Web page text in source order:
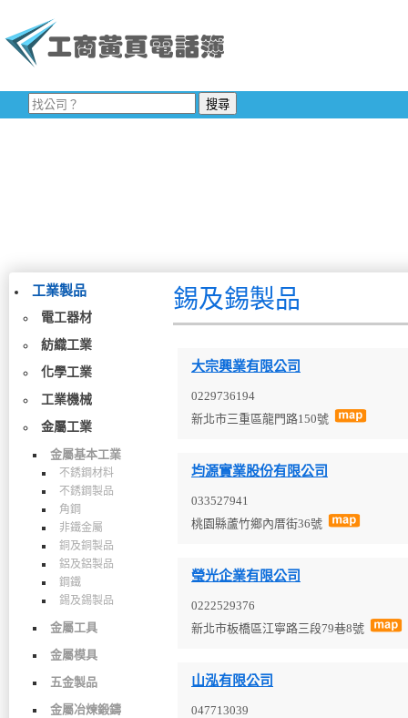
工業製品
電工器材
紡織工業
化學工業
工業機械
金屬工業
金屬基本工業
不銹鋼材料
不銹鋼製品
角鋼
非鐵金屬
銅及銅製品
鋁及鋁製品
鋼鐵
錫及錫製品
金屬工具
金屬模具
五金製品
金屬冶煉鍛鑄
錫及錫製品
大宗興業有限公司
0229736194
新北市三重區龍門路150號
均源實業股份有限公司
033527941
桃園縣蘆竹鄉內厝街36號
瑩光企業有限公司
0222529376
新北市板橋區江寧路三段79巷8號
山泓有限公司
047713039